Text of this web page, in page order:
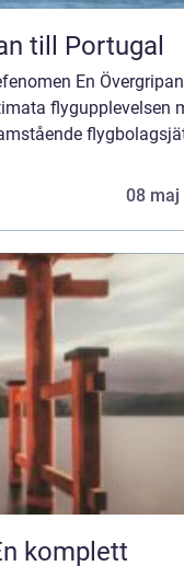
till Portugal
En
flygupplevelsen
08 maj
komplett